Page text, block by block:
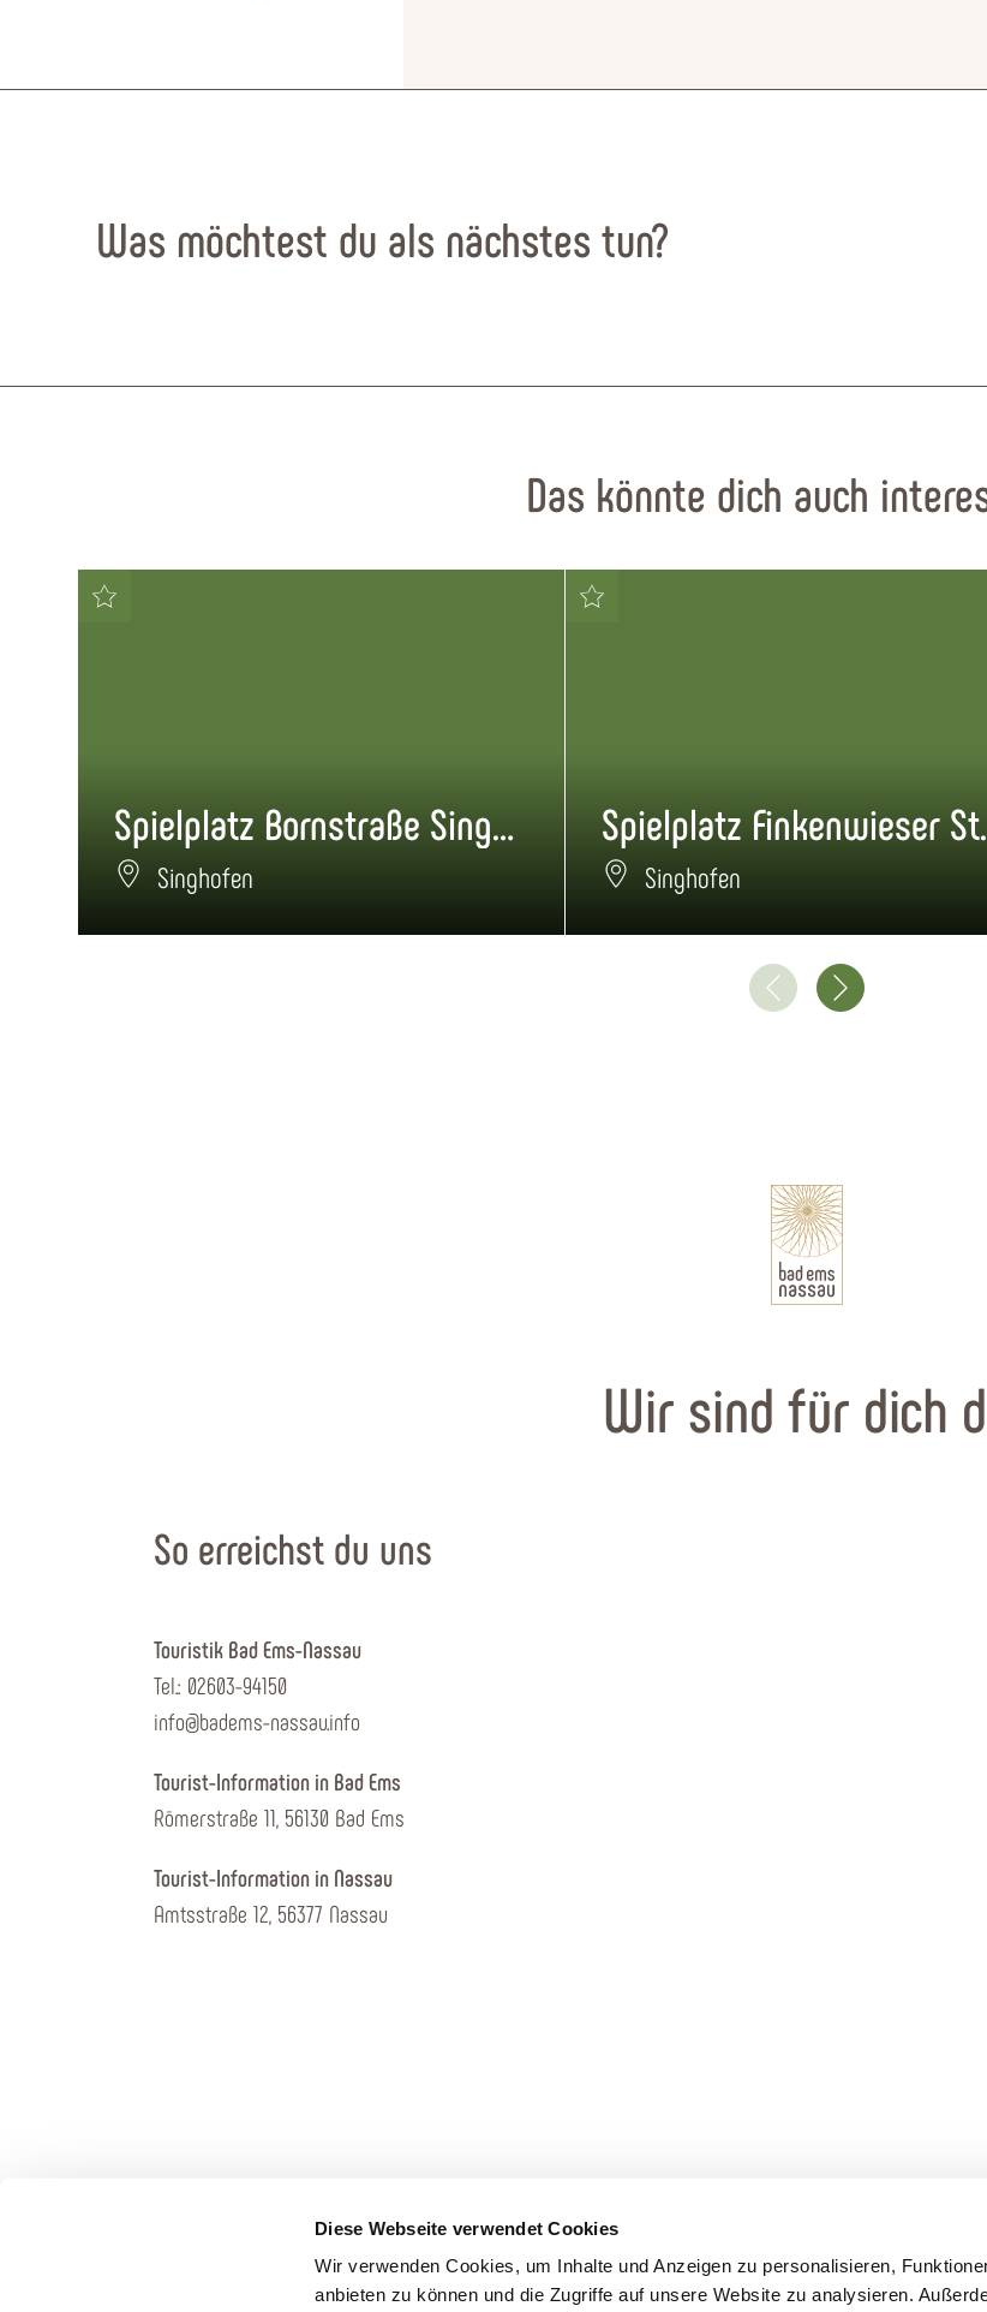
Diese Webseite verwendet Cookies
Wir verwenden Cookies, um Inhalte und Anzeigen zu personalisieren,
anbieten zu können und die Zugriffe auf unsere Website zu analysieren.
Was möchtest du als nächstes tun?
Das könnte dich auch
Spielplatz Bornstraße Singhofen
Singhofen Singhofen
Wir sind für dich
So erreichst du uns
Touristik Bad Ems-Nassau
Tel.: 02603-94150
info@badems-nassau.info
Tourist-Information in Bad Ems
Römerstraße 11, 56130 Bad Ems
Tourist-Information in Nassau
Amtsstraße 12, 56377 Nassau